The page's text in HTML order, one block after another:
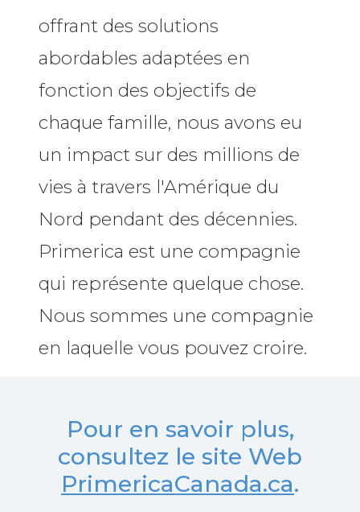
offrant des solutions
abordables adaptées en
fonction des objectifs de
chaque famille, nous avons eu
un impact sur des millions de
vies à travers l'Amérique du
Nord pendant des décennies.
Primerica est une compagnie
qui représente quelque chose.
Nous sommes une compagnie
en laquelle vous pouvez croire.
Pour en savoir plus,
consultez le site Web
PrimericaCanada.ca.